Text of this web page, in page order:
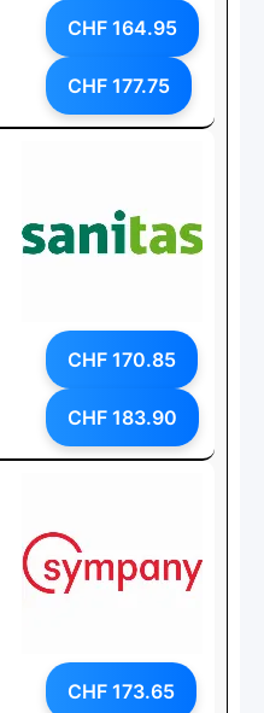
CHF 164.95
CHF 177.75
CHF 170.85
CHF 183.90
CHF 173.65